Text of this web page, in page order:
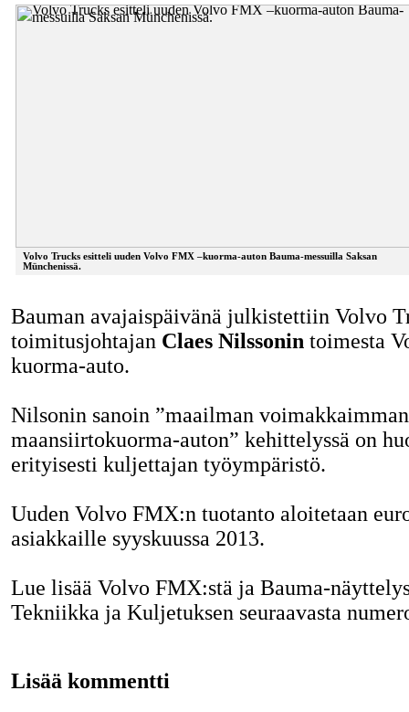
Volvo Trucks esitteli uuden Volvo FMX –kuorma-auton Bauma-messuilla Saksan
Münchenissä.
Bauman avajaispäivänä julkistettiin Volvo
toimitusjohtajan Claes Nilssonin toimesta
kuorma-auto.
Nilsonin sanoin ”maailman voimakkaimman
maansiirtokuorma-auton” kehittelyssä on
erityisesti kuljettajan työympäristö.
Uuden Volvo FMX:n tuotanto aloitetaan
asiakkaille syyskuussa 2013.
Lue lisää Volvo FMX:stä ja Bauma-
Tekniikka ja Kuljetuksen seuraavasta
Lisää kommentti